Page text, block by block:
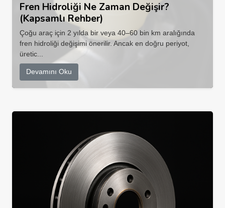
Fren Hidroliği Ne Zaman Değişir?
(Kapsamlı Rehber)
Çoğu araç için 2 yılda bir veya 40–60 bin km aralığında
fren hidroliği değişimi önerilir. Ancak en doğru periyot,
üretic...
Devamını Oku